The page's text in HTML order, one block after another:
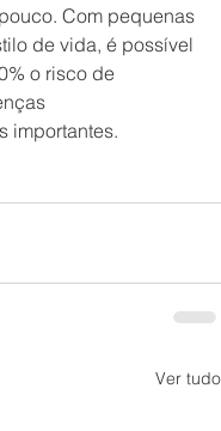
Com pequenas
de vida, é possível
o risco de
importantes.
Ver tudo